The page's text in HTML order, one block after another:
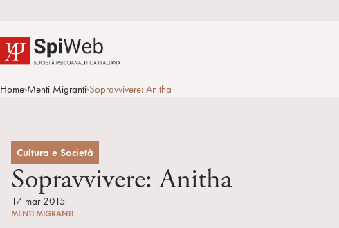
Home>Menti Migranti>Sopravvivere: Anitha
Cultura e Società
Sopravvivere: Anitha
17 mar 2015
MENTI MIGRANTI